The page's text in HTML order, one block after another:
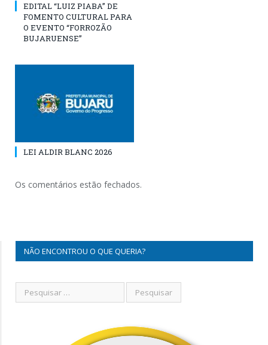
EDITAL “LUIZ PIABA” DE
FOMENTO CULTURAL PARA
O EVENTO “FORROZÃO
BUJARUENSE”
LEI ALDIR BLANC 2026
Os comentários estão fechados.
NÃO ENCONTROU O QUE QUERIA?